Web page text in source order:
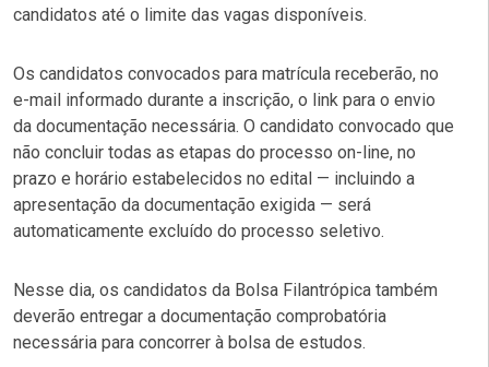
candidatos até o limite das vagas disponíveis.
Os candidatos convocados para matrícula receberão, no
e-mail informado durante a inscrição, o link para o envio
da documentação necessária. O candidato convocado que
não concluir todas as etapas do processo on-line, no
prazo e horário estabelecidos no edital — incluindo a
apresentação da documentação exigida — será
automaticamente excluído do processo seletivo.
Nesse dia, os candidatos da Bolsa Filantrópica também
deverão entregar a documentação comprobatória
necessária para concorrer à bolsa de estudos.